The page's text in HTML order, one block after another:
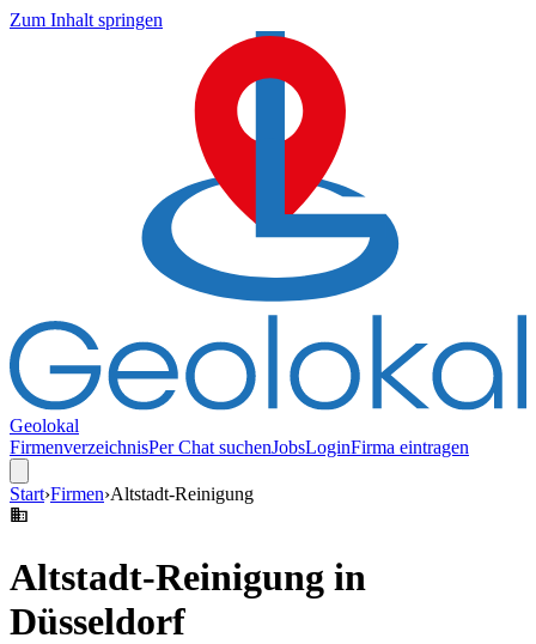
Zum Inhalt springen
Geolokal
FirmenverzeichnisPer Chat suchenJobsLoginFirma eintragen
Start›Firmen›Altstadt-Reinigung
Altstadt-Reinigung in
Düsseldorf